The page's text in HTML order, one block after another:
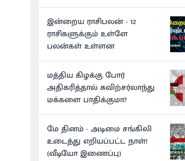
இன்றைய ராசிபலன் - 12
ராசிகளுக்கும் உள்ளே
பலன்கள் உள்ளன
மத்திய கிழக்கு போர்
அதிகரித்தால் சுவிற்சர்லாந்து
மக்களை பாதிக்குமா?
மே தினம் - அடிமை சங்கிலி
உடைத்து எறியப்பட்ட நாள்!
(வீடியோ இணைப்பு)